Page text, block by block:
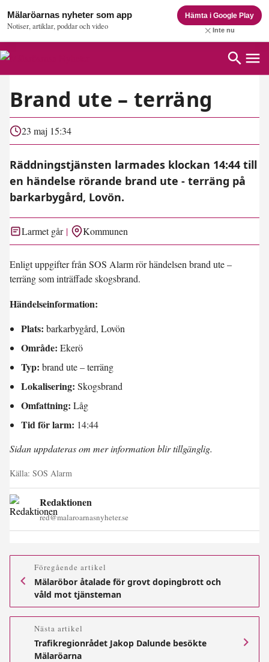
Mälaröarnas nyheter som app
Notiser, artiklar, poddar och video
Hämta i Google Play
Inte nu
Brand ute – terräng
23 maj 15:34
Räddningstjänsten larmades klockan 14:44 till
en händelse rörande brand ute - terräng på
barkarbygård, Lovön.
Larmet går Kommunen
Enligt uppgifter från SOS Alarm rör händelsen brand ute –
terräng som inträffade skogsbrand.
Händelseinformation:
Plats: barkarbygård, Lovön
Område: Ekerö
Typ: brand ute – terräng
Lokalisering: Skogsbrand
Omfattning: Låg
Tid för larm: 14:44
Sidan uppdateras om mer information blir tillgänglig.
Källa: SOS Alarm
Redaktionen
red@malaroarnasnyheter.se
Föregående artikel
Mälaröbor åtalade för grovt dopingbrott och
våld mot tjänsteman
Nästa artikel
Trafikregionrådet Jakop Dalunde besökte
Mälaröarna